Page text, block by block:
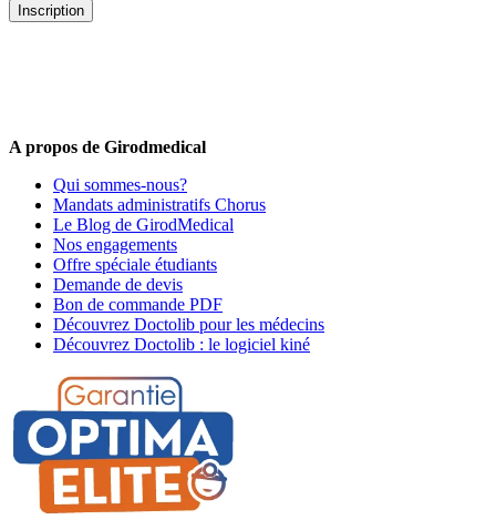
Inscription
A propos de Girodmedical
Qui sommes-nous?
Mandats administratifs Chorus
Le Blog de GirodMedical
Nos engagements
Offre spéciale étudiants
Demande de devis
Bon de commande PDF
Découvrez Doctolib pour les médecins
Découvrez Doctolib : le logiciel kiné